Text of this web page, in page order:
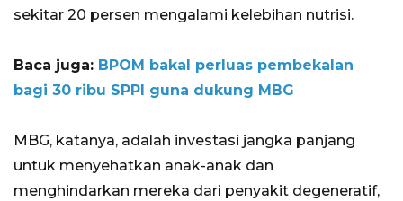
sekitar 20 persen mengalami kelebihan nutrisi.
Baca juga: BPOM bakal perluas pembekalan
bagi 30 ribu SPPI guna dukung MBG
MBG, katanya, adalah investasi jangka panjang
untuk menyehatkan anak-anak dan
menghindarkan mereka dari penyakit degeneratif,